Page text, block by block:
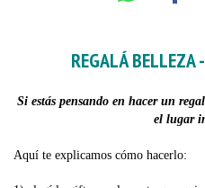
REGALÁ BELLEZA
Si estás pensando en hacer un
el lugar
Aquí te explicamos cómo hacerlo: